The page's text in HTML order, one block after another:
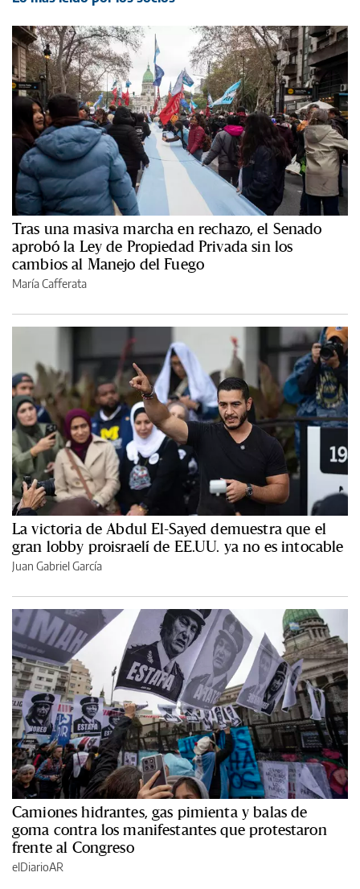
Tras una masiva marcha en rechazo, el Senado
aprobó la Ley de Propiedad Privada sin los
cambios al Manejo del Fuego
María Cafferata
La victoria de Abdul El-Sayed demuestra que el
gran lobby proisraelí de EE.UU. ya no es intocable
Juan Gabriel García
Camiones hidrantes, gas pimienta y balas de
goma contra los manifestantes que protestaron
frente al Congreso
elDiarioAR